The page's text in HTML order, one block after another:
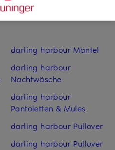
darling harbour Mäntel
darling harbour
Nachtwäsche
darling harbour
Pantoletten & Mules
darling harbour Pullover
darling harbour Pullover